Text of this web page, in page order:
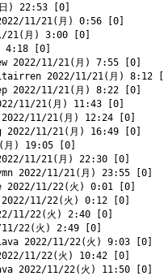
) 22:53 [0]
11/21(月) 0:56 [0]
月) 3:00 [0]
4:18 [0]
2022/11/21(月) 7:55 [0]
2022/11/21(月) 8:12
2022/11/21(月) 8:22 [0]
11/21(月) 11:43 [0]
11/21(月) 12:24 [0]
11/21(月) 16:49 [0]
) 19:05 [0]
11/21(月) 22:30 [0]
2022/11/21(月) 23:55 [0]
11/22(火) 0:01 [0]
11/22(火) 0:12 [0]
11/22(火) 2:40 [0]
22(火) 2:49 [0]
2022/11/22(火) 9:03 [0]
11/22(火) 10:42 [0]
2022/11/22(火) 11:50 [0]